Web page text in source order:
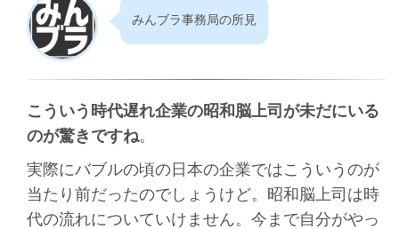
みんブラ事務局の所見
こういう時代遅れ企業の昭和脳上司が未だにいる
のが驚きですね。
実際にバブルの頃の日本の企業ではこういうのが
当たり前だったのでしょうけど。昭和脳上司は時
代の流れについていけません。今まで自分がやっ